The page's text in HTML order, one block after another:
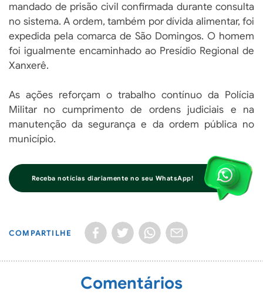
mandado de prisão civil confirmada durante consulta
no sistema. A ordem, também por dívida alimentar, foi
expedida pela comarca de São Domingos. O homem
foi igualmente encaminhado ao Presídio Regional de
Xanxerê.
As ações reforçam o trabalho contínuo da Polícia
Militar no cumprimento de ordens judiciais e na
manutenção da segurança e da ordem pública no
município.
Receba notícias diariamente no seu WhatsApp!
COMPARTILHE
Comentários